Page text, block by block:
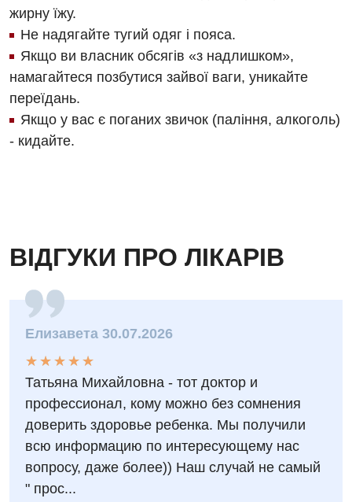
Дитяча дерматовенерологія
Дитяча ендокринологія
Дитяча кардіоревматологія
Дитяча неврологія
Дитяча ортопедія і травматологія
Дитяча хірургія
Педіатрія
жирну їжу.
Не надягайте тугий одяг і пояса.
Якщо ви власник обсягів «з надлишком»,
намагайтеся позбутися зайвої ваги, уникайте
переїдань.
Якщо у вас є поганих звичок (паління, алкоголь)
- кидайте.
ВІДГУКИ ПРО ЛІКАРІВ
Елизавета 30.07.2026
★
★
★
★
★
★ ★ ★ ★ ★
Татьяна Михайловна - тот доктор и
профессионал, кому можно без сомнения
доверить здоровье ребенка. Мы получили
всю информацию по интересующему нас
вопросу, даже более)) Наш случай не самый
" прос...